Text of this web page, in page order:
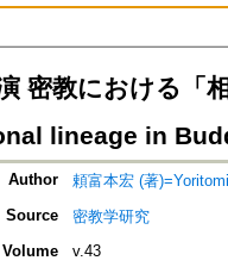
密教における「
lineage in
Author
頼富本宏 (著
Source
密教学研究
Volume
v.43